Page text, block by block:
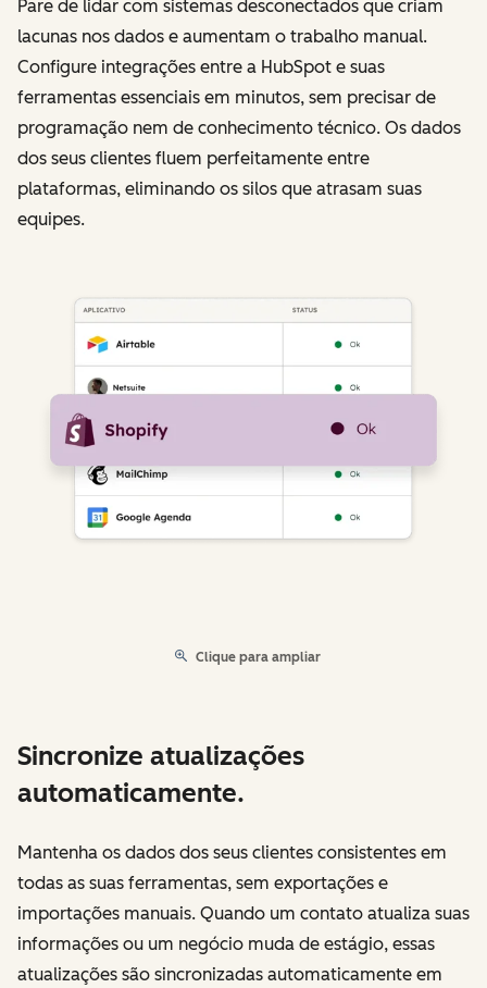
Pare de lidar com sistemas desconectados que criam
lacunas nos dados e aumentam o trabalho manual.
Configure integrações entre a HubSpot e suas
ferramentas essenciais em minutos, sem precisar de
programação nem de conhecimento técnico. Os dados
dos seus clientes fluem perfeitamente entre
plataformas, eliminando os silos que atrasam suas
equipes.
Clique para ampliar
Sincronize atualizações
automaticamente.
Mantenha os dados dos seus clientes consistentes em
todas as suas ferramentas, sem exportações e
importações manuais. Quando um contato atualiza suas
informações ou um negócio muda de estágio, essas
atualizações são sincronizadas automaticamente em